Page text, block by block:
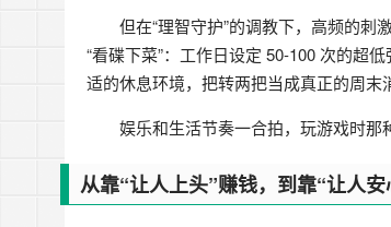
但在“理智守护”的调教下，高频的
“看碟下菜”：工作日设定 50-100 次的超
适的休息环境，把转两把当成真正的周末
娱乐和生活节奏一合拍，玩游戏时那
从靠“让人上头”赚钱，到靠“让人